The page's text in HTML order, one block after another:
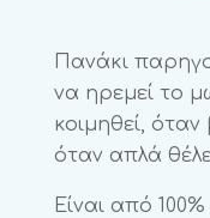
Πανάκι
να ηρεμεί το
κοιμηθεί, όταν
όταν απλά
Είναι από